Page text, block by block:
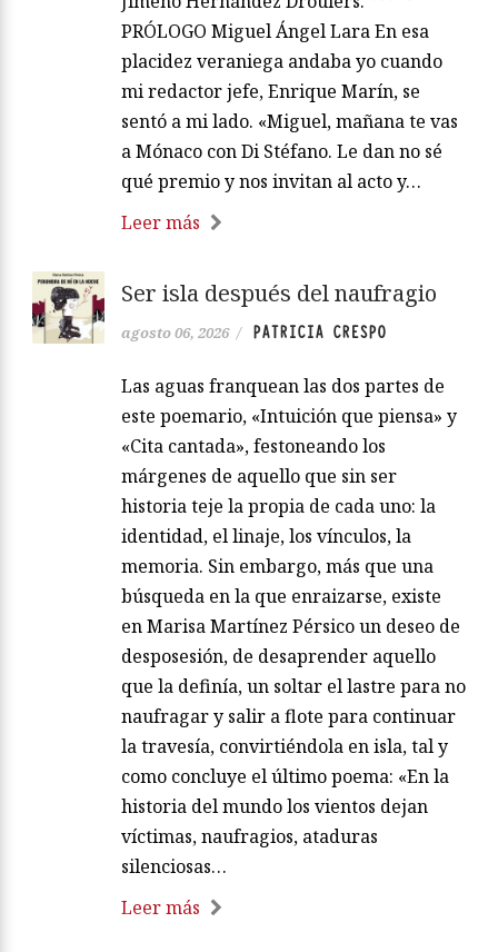
PRÓLOGO Miguel Ángel Lara En esa
placidez veraniega andaba yo cuando
mi redactor jefe, Enrique Marín, se
sentó a mi lado. «Miguel, mañana te vas
a Mónaco con Di Stéfano. Le dan no sé
qué premio y nos invitan al acto y…
Leer más
Ser isla después del naufragio
agosto 06, 2026 / PATRICIA CRESPO
Las aguas franquean las dos partes de
este poemario, «Intuición que piensa» y
«Cita cantada», festoneando los
márgenes de aquello que sin ser
historia teje la propia de cada uno: la
identidad, el linaje, los vínculos, la
memoria. Sin embargo, más que una
búsqueda en la que enraizarse, existe
en Marisa Martínez Pérsico un deseo de
desposesión, de desaprender aquello
que la definía, un soltar el lastre para no
naufragar y salir a flote para continuar
la travesía, convirtiéndola en isla, tal y
como concluye el último poema: «En la
historia del mundo los vientos dejan
víctimas, naufragios, ataduras
silenciosas…
Leer más